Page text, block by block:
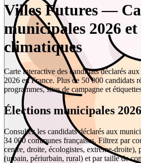
Villes Futures —
municipales 2026
climatiques
Carte interactive des candidats déclarés
2026 en France. Plus de 50 000 candidats
programmes, sites de campagne et
Élections municipales 2026
Consultez les candidats déclarés aux
34 000 communes françaises. Filtrez par
centre, droite, écologistes, extrême-droite),
(urbain, périurbain, rural) et par taille de